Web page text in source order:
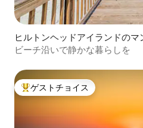
ヒルトンヘッドアイランドのマ
ート
ビーチ沿いで静かな暮らしを
大好評のゲストチョイスです。
ゲストチョイス